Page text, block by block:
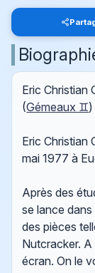
Eric Christian
(Gémeaux ♊
Eric Christian
mai 1977 à
Après des
se lance
des pièces
Nutcracker. A
écran. On le